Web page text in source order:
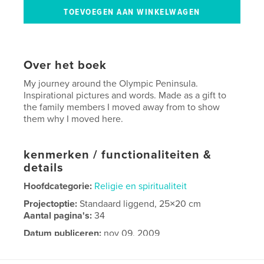
Over het boek
My journey around the Olympic Peninsula.
Inspirational pictures and words. Made as a gift to
the family members I moved away from to show
them why I moved here.
kenmerken / functionaliteiten &
details
Hoofdcategorie: Religie en spiritualiteit
Projectoptie:Standaard liggend, 25×20 cm
Aantal pagina's:34
Datum publiceren: nov 09, 2009